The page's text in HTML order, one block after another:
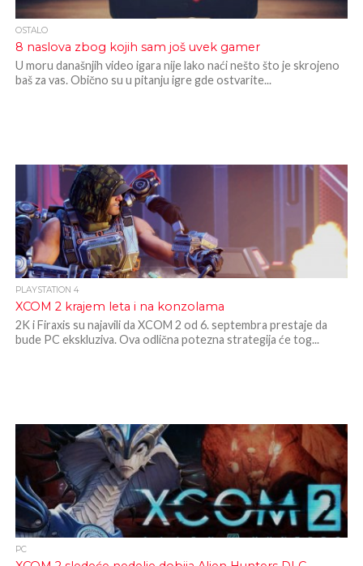
OSTALO
8 naslova zbog kojih sam još uvek gamer
U moru današnjih video igara nije lako naći nešto što je skrojeno
baš za vas. Obično su u pitanju igre gde ostvarite...
PLAYSTATION 4
XCOM 2 krajem leta i na konzolama
2K i Firaxis su najavili da XCOM 2 od 6. septembra prestaje da
bude PC ekskluziva. Ova odlična potezna strategija će tog...
PC